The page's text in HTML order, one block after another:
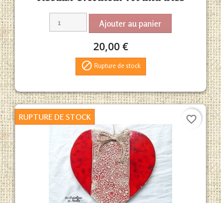
Ajouter au panier
20,00 €
 Rupture de stock
RUPTURE DE STOCK favorite_border